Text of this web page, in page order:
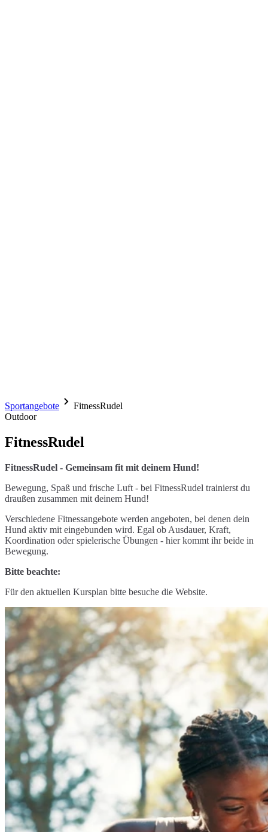
Sportangebote
FitnessRudel
Outdoor
FitnessRudel
FitnessRudel - Gemeinsam fit mit deinem Hund!
Bewegung, Spaß und frische Luft - bei FitnessRudel trainierst du
draußen zusammen mit deinem Hund!
Verschiedene Fitnessangebote werden angeboten, bei denen dein
Hund aktiv mit eingebunden wird. Egal ob Ausdauer, Kraft,
Koordination oder spielerische Übungen - hier kommt ihr beide in
Bewegung.
Bitte beachte:
Für den aktuellen Kursplan bitte besuche die Website.